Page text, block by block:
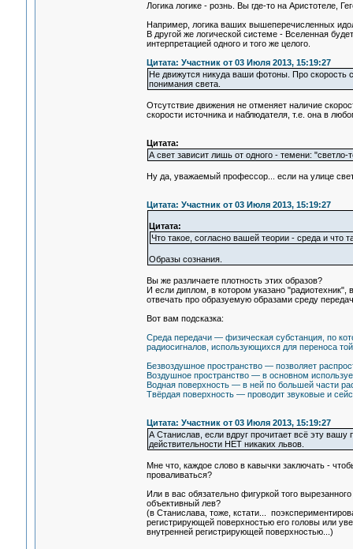
Логика логике - рознь. Вы где-то на Аристотеле,
Например, логика ваших вышеперечисленных
В другой же логической системе - Вселенная
интерпретацией одного и того же целого.
Цитата: Участник от 03 Июля 2013, 15:19:27
Не движутся никуда ваши фотоны. Про скорость
понимания света.
Отсутствие движения не отменяет наличие
скорости источника и наблюдателя, т.е. она в
Цитата:
А свет зависит лишь от одного - темени: "светло-
Ну да, уважаемый профессор... если на улице
Цитата: Участник от 03 Июля 2013, 15:19:27
Цитата:
Что такое, согласно вашей теории - среда и что
Образы сознания.
Вы же различаете плотность этих образов?
И если диплом, в котором указано
отвечать про образуемую образами среду
Вот вам подсказка:
Cреда передачи — физическая субстанция, по
радиосигналов, использующихся для переноса
Безвоздушное пространство — позволяет
Воздушное пространство — в основном
Водная поверхность — в ней по большей части
Твёрдая поверхность — проводит звуковые и
Цитата: Участник от 03 Июля 2013, 15:19:27
А Станислав, если вдруг прочитает всё эту
действительности НЕТ никаких львов.
Мне что, каждое слово в кавычки заключать -
проваливаться?
Или в вас обязательно фигуркой того
объективный лев?
(в Станислава, тоже, кстати...
регистрирующей поверхностью его головы или
внутренней регистрирующей поверхностью...)